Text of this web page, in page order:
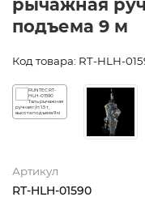
рычажная
подъема 9 м
Код товара: RT-HLH-
Артикул
RT-HLH-01590